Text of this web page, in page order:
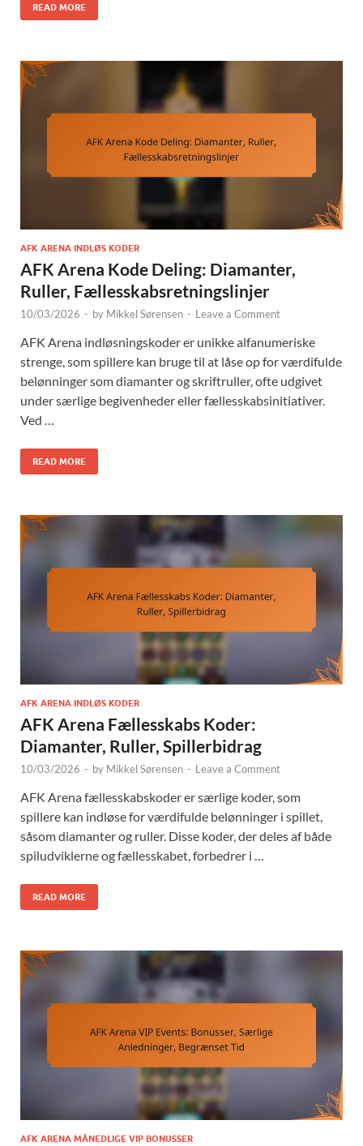
READ MORE
AFK ARENA INDLØS KODER
AFK Arena Kode Deling: Diamanter,
Ruller, Fællesskabsretningslinjer
10/03/2026 - by Mikkel Sørensen - Leave a Comment
AFK Arena indløsningskoder er unikke alfanumeriske
strenge, som spillere kan bruge til at låse op for værdifulde
belønninger som diamanter og skriftruller, ofte udgivet
under særlige begivenheder eller fællesskabsinitiativer.
Ved …
READ MORE
AFK ARENA INDLØS KODER
AFK Arena Fællesskabs Koder:
Diamanter, Ruller, Spillerbidrag
10/03/2026 - by Mikkel Sørensen - Leave a Comment
AFK Arena fællesskabskoder er særlige koder, som
spillere kan indløse for værdifulde belønninger i spillet,
såsom diamanter og ruller. Disse koder, der deles af både
spiludviklerne og fællesskabet, forbedrer i …
READ MORE
AFK ARENA MÅNEDLIGE VIP BONUSSER